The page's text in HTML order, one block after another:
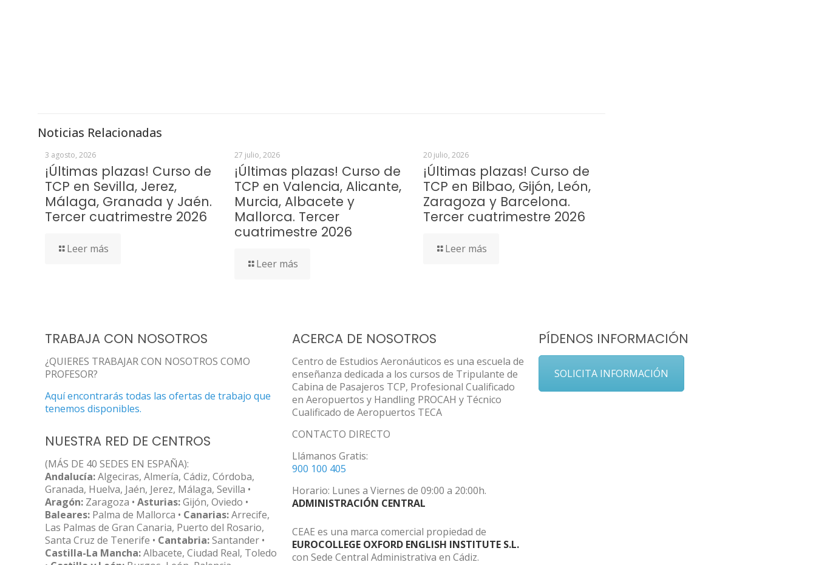
Noticias Relacionadas
3 agosto, 2026
¡Últimas plazas! Curso de
TCP en Sevilla, Jerez,
Málaga, Granada y Jaén.
Tercer cuatrimestre 2026
Leer más
27 julio, 2026
¡Últimas plazas! Curso de
TCP en Valencia, Alicante,
Murcia, Albacete y
Mallorca. Tercer
cuatrimestre 2026
Leer más
20 julio, 2026
¡Últimas plazas! Curso de
TCP en Bilbao, Gijón, León,
Zaragoza y Barcelona.
Tercer cuatrimestre 2026
Leer más
TRABAJA CON NOSOTROS
¿QUIERES TRABAJAR CON NOSOTROS COMO
PROFESOR?
Aquí encontrarás todas las ofertas de trabajo que
tenemos disponibles.
NUESTRA RED DE CENTROS
(MÁS DE 40 SEDES EN ESPAÑA):
Andalucía:Algeciras, Almería, Cádiz, Córdoba,
Granada, Huelva, Jaén, Jerez, Málaga, Sevilla •
Aragón: Zaragoza • Asturias:Gijón, Oviedo •
Baleares: Palma de Mallorca • Canarias:Arrecife,
Las Palmas de Gran Canaria, Puerto del Rosario,
Santa Cruz de Tenerife • Cantabria:Santander •
Castilla-La Mancha:Albacete, Ciudad Real, Toledo
ACERCA DE NOSOTROS
Centro de Estudios Aeronáuticos es una escuela de
enseñanza dedicada a los cursos de Tripulante de
Cabina de Pasajeros TCP, Profesional Cualificado
en Aeropuertos y Handling PROCAH y Técnico
Cualificado de Aeropuertos TECA
CONTACTO DIRECTO
Llámanos Gratis:
900 100 405
Horario: Lunes a Viernes de 09:00 a 20:00h.
ADMINISTRACIÓN CENTRAL
CEAE es una marca comercial propiedad de
EUROCOLLEGE OXFORD ENGLISH INSTITUTE S.L.
con Sede Central Administrativa en Cádiz.
PÍDENOS INFORMACIÓN
SOLICITA INFORMACIÓN